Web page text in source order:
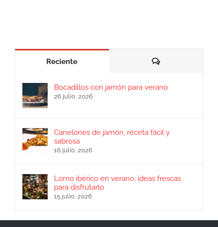
Reciente Comentarios
Bocadillos con jamón para verano
26 julio, 2026
Canelones de jamón, receta fácil y
sabrosa
16 julio, 2026
Lomo ibérico en verano, ideas frescas
para disfrutarlo
15 julio, 2026